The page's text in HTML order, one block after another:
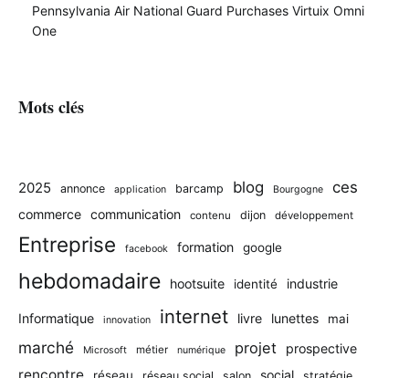
Pennsylvania Air National Guard Purchases Virtuix Omni
One
Mots clés
2025 annonce application barcamp blog Bourgogne ces
commerce communication contenu dijon développement
Entreprise facebook formation google
hebdomadaire hootsuite identité industrie
Informatique innovation internet livre lunettes mai
marché Microsoft métier numérique projet prospective
social